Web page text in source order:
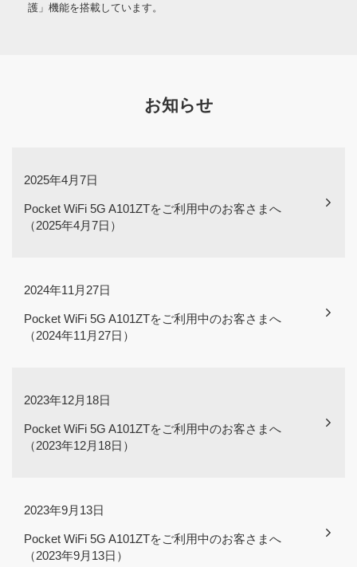
護」機能を搭載しています。
お知らせ
2025年4月7日
Pocket WiFi 5G A101ZTをご利用中のお客さまへ
（2025年4月7日）
2024年11月27日
Pocket WiFi 5G A101ZTをご利用中のお客さまへ
（2024年11月27日）
2023年12月18日
Pocket WiFi 5G A101ZTをご利用中のお客さまへ
（2023年12月18日）
2023年9月13日
Pocket WiFi 5G A101ZTをご利用中のお客さまへ
（2023年9月13日）